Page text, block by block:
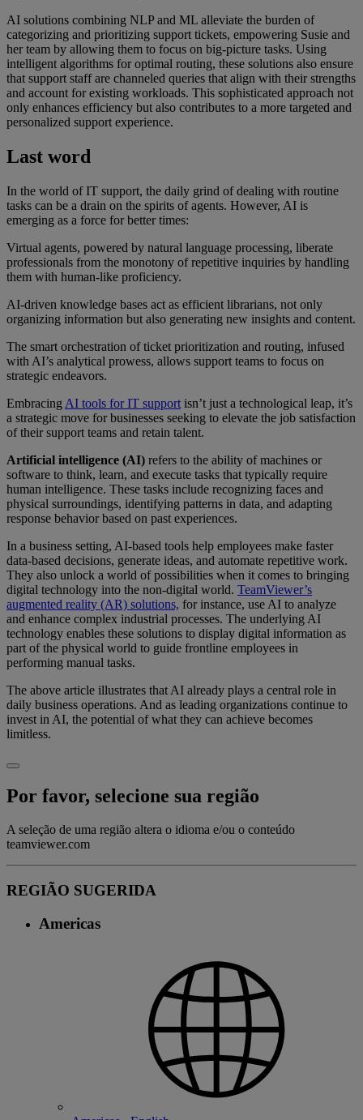
AI solutions combining NLP and ML alleviate the burden of
categorizing and prioritizing support tickets, empowering Susie and
her team by allowing them to focus on big-picture tasks. Using
intelligent algorithms for optimal routing, these solutions also ensure
that support staff are channeled queries that align with their strengths
and account for existing workloads. This sophisticated approach not
only enhances efficiency but also contributes to a more targeted and
personalized support experience.
Last word
In the world of IT support, the daily grind of dealing with routine
tasks can be a drain on the spirits of agents. However, AI is
emerging as a force for better times:
Virtual agents, powered by natural language processing, liberate
professionals from the monotony of repetitive inquiries by handling
them with human-like proficiency.
AI-driven knowledge bases act as efficient librarians, not only
organizing information but also generating new insights and content.
The smart orchestration of ticket prioritization and routing, infused
with AI’s analytical prowess, allows support teams to focus on
strategic endeavors.
Embracing AI tools for IT support isn’t just a technological leap, it’s
a strategic move for businesses seeking to elevate the job satisfaction
of their support teams and retain talent.
Artificial intelligence (AI) refers to the ability of machines or
software to think, learn, and execute tasks that typically require
human intelligence. These tasks include recognizing faces and
physical surroundings, identifying patterns in data, and adapting
response behavior based on past experiences.
In a business setting, AI-based tools help employees make faster
data-based decisions, generate ideas, and automate repetitive work.
They also unlock a world of possibilities when it comes to bringing
digital technology into the non-digital world. TeamViewer’s
augmented reality (AR) solutions, for instance, use AI to analyze
and enhance complex industrial processes. The underlying AI
technology enables these solutions to display digital information as
part of the physical world to guide frontline employees in
performing manual tasks.
The above article illustrates that AI already plays a central role in
daily business operations. And as leading organizations continue to
invest in AI, the potential of what they can achieve becomes
limitless.
Por favor, selecione sua região
A seleção de uma região altera o idioma e/ou o conteúdo
teamviewer.com
REGIÃO SUGERIDA
Americas